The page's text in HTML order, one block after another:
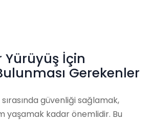
Yürüyüş İçin
Gerekenler
güvenliği sağlamak,
yaşamak kadar önemlidir. Bu